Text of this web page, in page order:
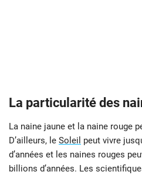
La particularité des
La naine jaune et la naine rouge
D’ailleurs, le Soleil peut vivre
d’années et les naines rouges
billions d’années. Les